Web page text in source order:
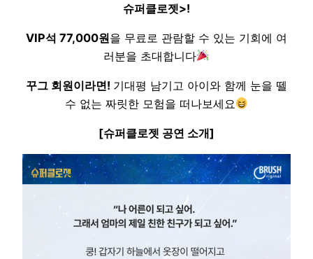
슈퍼클로젯>!
VIP석 77,000원을 무료로 관람할 수 있는 기회에 여
러분을 초대합니다
꾸그 회원이라면! 기대평 남기고 아이와 함께 눈을 뗄
수 없는 짜릿한 모험을 떠나보세요
[슈퍼클로젯 공연 소개]